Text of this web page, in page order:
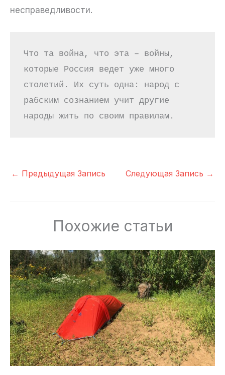
несправедливости.
Что та война, что эта – войны,
которые Россия ведет уже много
столетий. Их суть одна: народ с
рабским сознанием учит другие
народы жить по своим правилам.
← Предыдущая Запись Следующая Запись →
Похожие статьи